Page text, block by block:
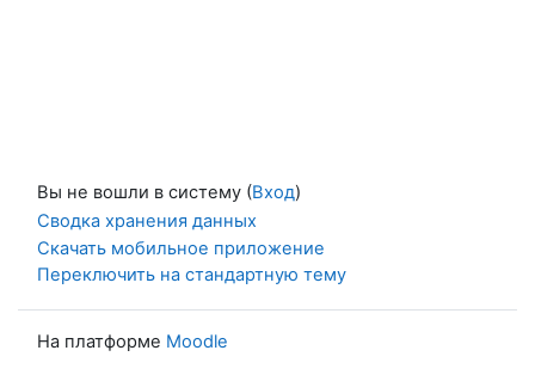
Вы не вошли в систему (Вход)
Сводка хранения данных
Скачать мобильное приложение
Переключить на стандартную тему
На платформе Moodle